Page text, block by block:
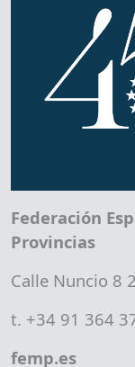
Federación
Provincias
Calle Nuncio 8
t. +34 91 364
femp.es